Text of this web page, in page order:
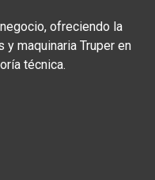
ofreciendo la
maquinaria Truper en
técnica.